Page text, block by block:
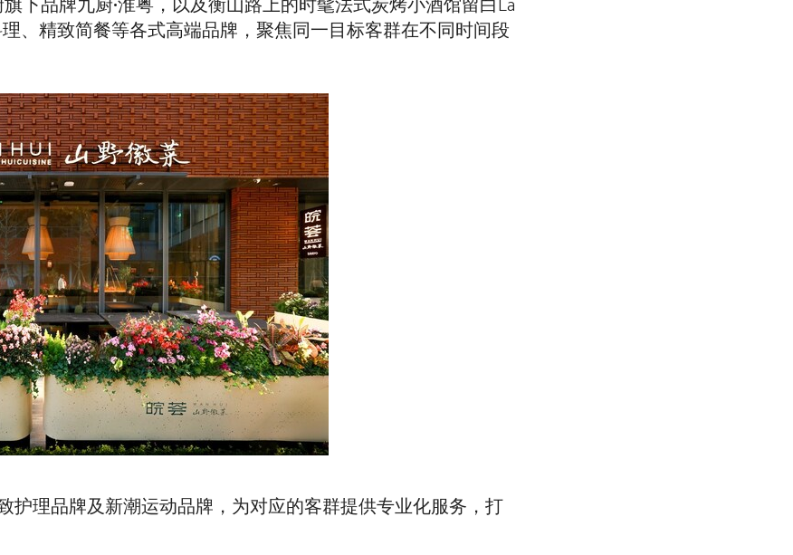
、精致简餐等各式高端品牌，聚焦同一目标客群在不同时间段
理品牌及新潮运动品牌，为对应的客群提供专业化服务，打